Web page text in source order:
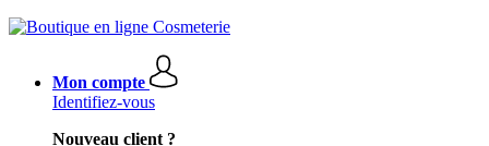
Mon compte
Identifiez-vous
Nouveau client ?